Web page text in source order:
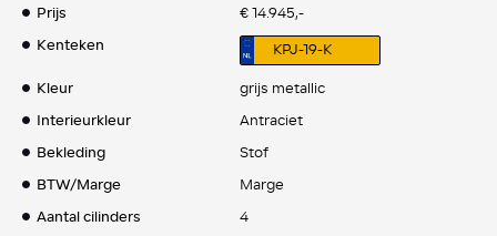
Prijs
€ 14.945,-
Kenteken
KPJ-19-K
Kleur
grijs metallic
Interieurkleur
Antraciet
Bekleding
Stof
BTW/Marge
Marge
Aantal cilinders
4